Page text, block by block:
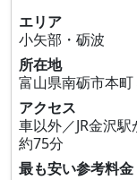
エリア
小矢部・砺波
所在地
富山県南砺市本町
アクセス
車以外／JR金沢
約75分
最も安い参考料金